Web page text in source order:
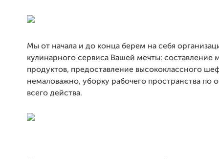
Мы от начала и до конца берем на себя
кулинарного сервиса Вашей мечты: составление
продуктов, предоставление высококлассного
немаловажно, уборку рабочего пространства по
всего действа.